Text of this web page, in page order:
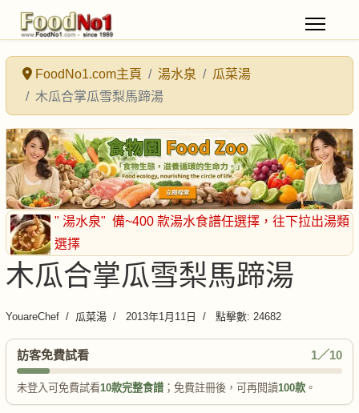
FoodNo1.com主頁 湯水泉
瓜菜湯
木瓜合掌瓜雪梨馬蹄湯
" 湯水泉" 備~400 款湯水食譜任選擇 ，往下拉出湯類
選擇
木瓜合掌瓜雪梨馬蹄湯
YouareChef 瓜菜湯 2013年1月11日 點擊數: 24682
訪客免費試看 1／10
未登入可免費試看10款完整食譜 ；免費註冊後，可再閱讀100款 。